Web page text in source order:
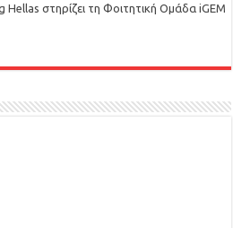
Hellas στηρίζει τη Φοιτητική Ομάδα iGEM